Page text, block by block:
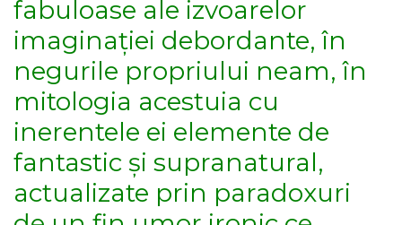
fabuloase ale izvoarelor
imaginației debordante, în
negurile propriului neam, în
mitologia acestuia cu
inerentele ei elemente de
fantastic și supranatural,
actualizate prin paradoxuri